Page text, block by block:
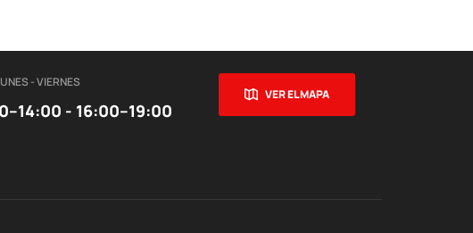
- VIERNES
- 16:00–19:00
VER EL MAPA